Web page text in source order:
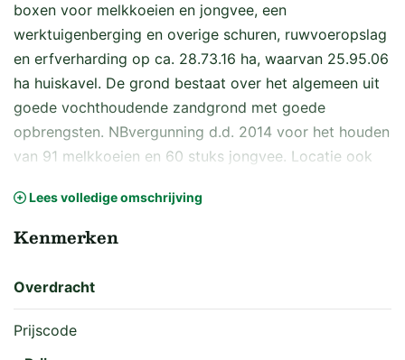
boxen voor melkkoeien en jongvee, een
werktuigenberging en overige schuren, ruwvoeropslag
en erfverharding op ca. 28.73.16 ha, waarvan 25.95.06
ha huiskavel. De grond bestaat over het algemeen uit
goede vochthoudende zandgrond met goede
opbrengsten. NBvergunning d.d. 2014 voor het houden
van 91 melkkoeien en 60 stuks jongvee. Locatie ook
andere bedrijfsmatige activiteiten.
-Karakteristieke woonboerderij Elisabeth Hoeve;
-Energielabel C;
Lees volledige omschrijving
Kenmerken
Overdracht
Prijscode